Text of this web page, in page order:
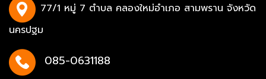
77/1 หมู่ 7 ตำบล คลองใหม่อำเภอ สามพราน จังหวัด
นครปฐม
085-0631188